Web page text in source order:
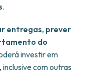
.
entregas, prever
do
investir em
com outras